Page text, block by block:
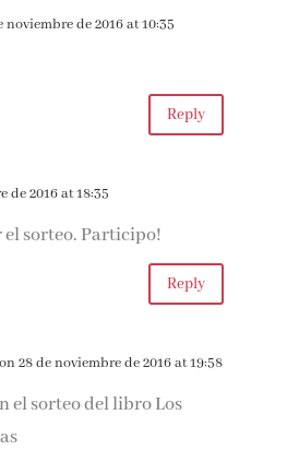
noviembre de 2016 at 10:35
Reply
de 2016 at 18:35
sorteo. Participo!
Reply
on 28 de noviembre de 2016 at 19:58
el sorteo del libro Los